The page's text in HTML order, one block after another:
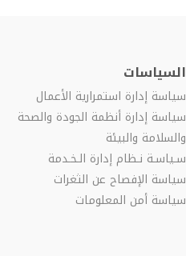
السياسات
سياسة إدارة استمرارية الأعمال
سياسة إدارة أنظمة الجودة والصحة
والسلامة والبيئة
سـياسـة نـظام إدارة الـخـدمة
سياسة الإفصاح عن الثغرات
سياسة أمن المعلومات